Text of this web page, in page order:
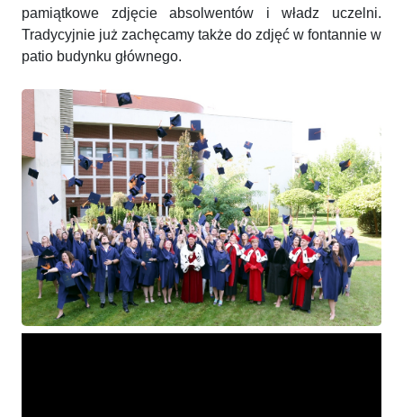
pamiątkowe zdjęcie absolwentów i władz uczelni.
Tradycyjnie już zachęcamy także do zdjęć w fontannie w
patio budynku głównego.